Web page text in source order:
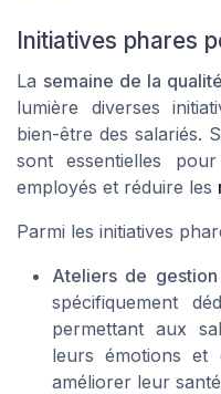
Initiatives phares
La semaine de la
lumière diverses
bien-être des salariés.
sont essentielles
employés et réduire les
Parmi les initiatives
Ateliers de
spécifiquement
permettant aux
leurs émotions et
améliorer leur